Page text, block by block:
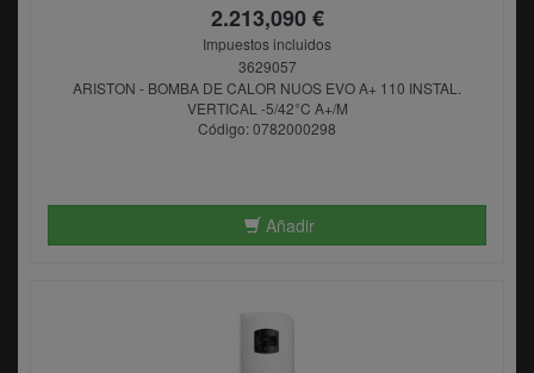
2.213,090 €
Impuestos incluidos
3629057
ARISTON - BOMBA DE CALOR NUOS EVO A+ 110 INSTAL.
VERTICAL -5/42°C A+/M
Código: 0782000298
Añadir